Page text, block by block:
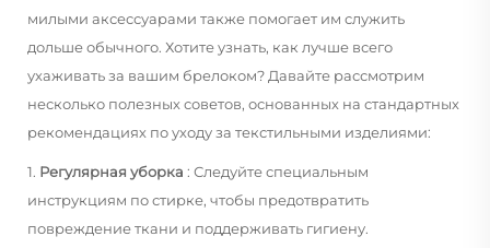
милыми аксессуарами также помогает им служить
дольше обычного. Хотите узнать, как лучше всего
ухаживать за вашим брелоком? Давайте рассмотрим
несколько полезных советов, основанных на стандартных
рекомендациях по уходу за текстильными изделиями:
1. Регулярная уборка : Следуйте специальным
инструкциям по стирке, чтобы предотвратить
повреждение ткани и поддерживать гигиену.